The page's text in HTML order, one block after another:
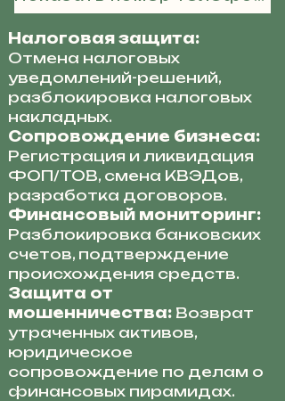
Налоговая защита:
Отмена налоговых
уведомлений-решений,
разблокировка налоговых
накладных.
Сопровождение бизнеса:
Регистрация и ликвидация
ФОП/ТОВ, смена КВЭДов,
разработка договоров.
Финансовый мониторинг:
Разблокировка банковских
счетов, подтверждение
происхождения средств.
Защита от
мошенничества: Возврат
утраченных активов,
юридическое
сопровождение по делам о
финансовых пирамидах.